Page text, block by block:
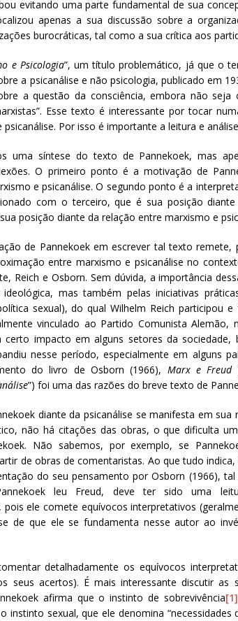
evitando uma parte fundamental de sua
apenas a sua discussão sobre a
burocráticas, tal como a sua crítica aos
e Psicologia”, um título problemático, já que o
a psicanálise e não psicologia, publicado em
a questão da consciência, embora não
Esse texto é interessante por tocar
Por isso é importante a leitura e
uma síntese do texto de Pannekoek, mas
O primeiro ponto é a motivação de
e psicanálise. O segundo ponto é a
com o terceiro, que é sua posição
posição diante da relação entre marxismo e
de Pannekoek em escrever tal texto remete,
entre marxismo e psicanálise no
Reich e Osborn. Sem dúvida, a importância
ideológica, mas também pelas iniciativas
sexual), do qual Wilhelm Reich participou
vinculado ao Partido Comunista Alemão,
certo impacto em alguns setores da
nesse período, especialmente em alguns
do livro de Osborn (1966), Marx e Freud
”) foi uma das razões do breve texto de
diante da psicanálise se manifesta em
não há citações das obras, o que dificulta
Não sabemos, por exemplo, se
de obras de comentaristas. Ao que tudo
do seu pensamento por Osborn (1966),
leu Freud, deve ter sido uma
ele comete equívocos interpretativos
de que ele se fundamenta nesse autor ao
detalhadamente os equívocos
seus acertos). É mais interessante discutir as
afirma que o instinto de sobrevivência[1]
instinto sexual, que ele denomina “necessidades